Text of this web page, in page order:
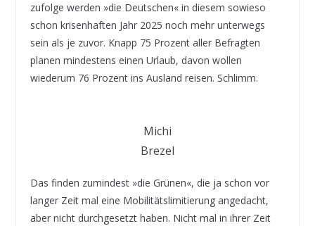
zufolge werden »die Deutschen« in diesem sowieso
schon krisenhaften Jahr 2025 noch mehr unterwegs
sein als je zuvor. Knapp 75 Prozent aller Befragten
planen mindestens einen Urlaub, davon wollen
wiederum 76 Prozent ins Ausland reisen. Schlimm.
Michi
Brezel
Das finden zumindest »die Grünen«, die ja schon vor
langer Zeit mal eine Mobilitätslimitierung angedacht,
aber nicht durchgesetzt haben. Nicht mal in ihrer Zeit